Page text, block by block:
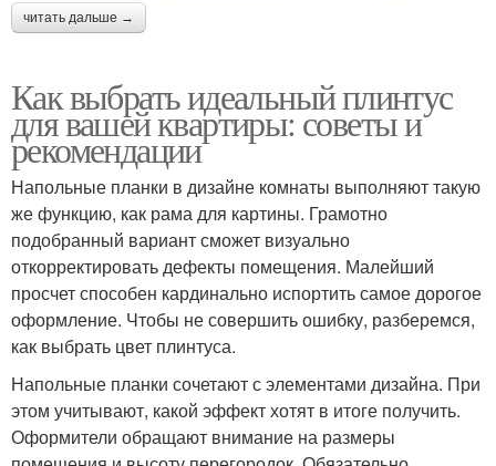
читать дальше →
Как выбрать идеальный плинтус
для вашей квартиры: советы и
рекомендации
Напольные планки в дизайне комнаты выполняют такую
же функцию, как рама для картины. Грамотно
подобранный вариант сможет визуально
откорректировать дефекты помещения. Малейший
просчет способен кардинально испортить самое дорогое
оформление. Чтобы не совершить ошибку, разберемся,
как выбрать цвет плинтуса.
Напольные планки сочетают с элементами дизайна. При
этом учитывают, какой эффект хотят в итоге получить.
Оформители обращают внимание на размеры